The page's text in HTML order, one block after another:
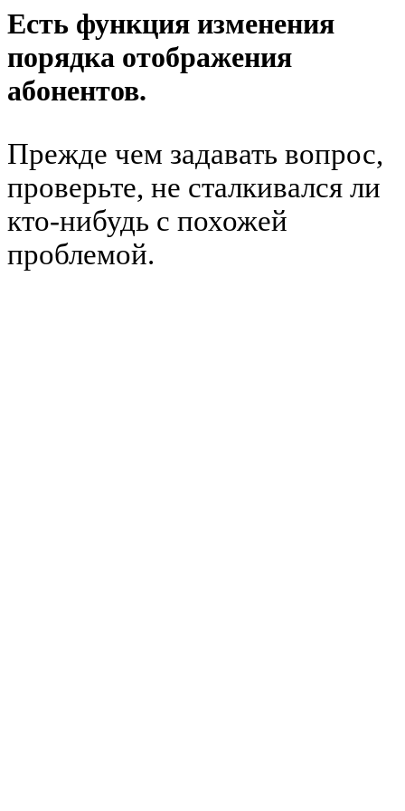
Есть функция изменения
порядка отображения
абонентов.
Прежде чем задавать вопрос,
проверьте, не сталкивался ли
кто-нибудь с похожей
проблемой.